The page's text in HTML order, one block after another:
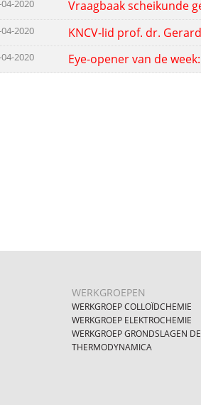
2020 Vraagbaak scheikunde
2020 KNCV-lid prof. dr.
2020 Eye-opener van de
WERKGROEPEN
WERKGROEP COLLOÏDCHEMIE
WERKGROEP ELEKTROCHEMIE
WERKGROEP GRONDSLAGEN
THERMODYNAMICA